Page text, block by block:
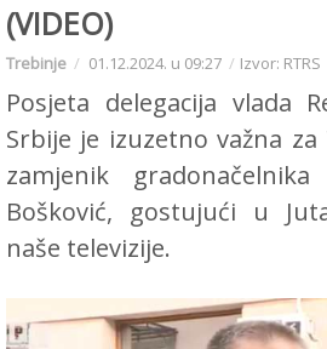
(VIDEO)
Trebinje 01.12.2024. u 09:27 Izvor: RTRS
Posjeta delegacija vlada
Srbije je izuzetno važna
zamjenik
Bošković, gostujući u
naše televizije.